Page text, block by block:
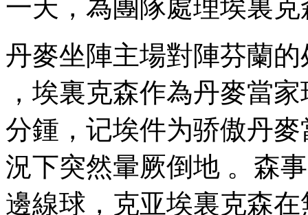
一天 ，為團隊處理埃裏
丹麥坐陣主場對陣芬蘭的
，埃裏克森作為丹麥當家
分鍾，记埃件为骄傲
況下突然暈厥倒地 。森
邊線球，克亚埃裏克森